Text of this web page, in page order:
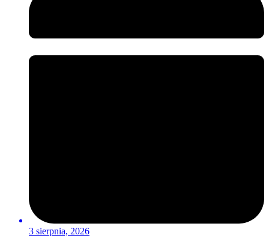
3 sierpnia, 2026